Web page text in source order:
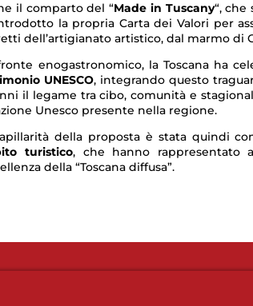
il comparto del “Made in Tuscany“, che
la propria Carta dei Valori per
dell’artigianato artistico, dal marmo di
enogastronomico, la Toscana ha
UNESCO, integrando questo
il legame tra cibo, comunità e
Unesco presente nella regione.
della proposta è stata quindi
turistico, che hanno rappresentato
della “Toscana diffusa”.